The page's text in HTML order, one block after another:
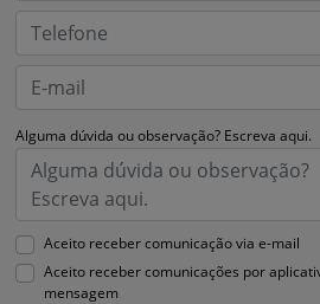
Alguma dúvida ou observação? Escreva aqui.
Aceito receber comunicação via e-mail
Aceito receber comunicações por
mensagem